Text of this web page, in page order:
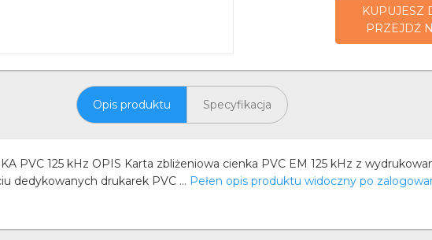
KUPUJESZ
PRZEJDŹ
Opis produktu Specyfikacja
PVC 125 kHz OPIS Karta zbliżeniowa cienka PVC EM 125 kHz z
dedykowanych drukarek PVC ... Pełen opis produktu widoczny po